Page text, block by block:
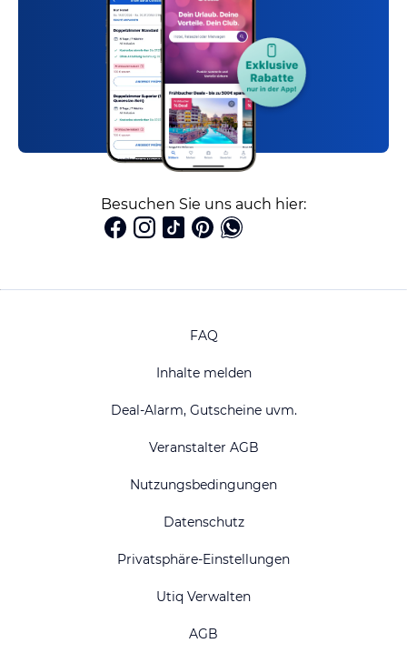
Besuchen Sie uns auch hier:
FAQ
Inhalte melden
Deal-Alarm, Gutscheine uvm.
Veranstalter AGB
Nutzungsbedingungen
Datenschutz
Privatsphäre-Einstellungen
Utiq Verwalten
AGB